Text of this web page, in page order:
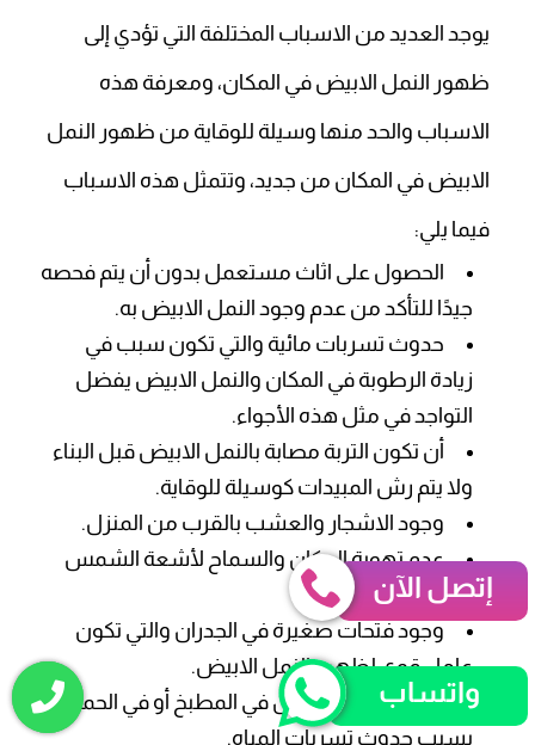
يوجد العديد من الاسباب المختلفة التي تؤدي إلى
ظهور النمل الابيض في المكان، ومعرفة هذه
الاسباب والحد منها وسيلة للوقاية من ظهور النمل
الابيض في المكان من جديد، وتتمثل هذه الاسباب
فيما يلي:
الحصول على اثاث مستعمل بدون أن يتم فحصه
جيدًا للتأكد من عدم وجود النمل الابيض به.
حدوث تسربات مائية والتي تكون سبب في
زيادة الرطوبة في المكان والنمل الابيض يفضل
التواجد في مثل هذه الأجواء.
أن تكون التربة مصابة بالنمل الابيض قبل البناء
ولا يتم رش المبيدات كوسيلة للوقاية.
وجود الاشجار والعشب بالقرب من المنزل.
عدم تهوية المكان والسماح لأشعة الشمس
بالدخول إلى المنزل.
وجود فتحات صغيرة في الجدران والتي تكون
عامل قوي لظهور النمل الابيض.
انتشار النمل الابيض في المطبخ أو في الحمام
بسبب حدوث تسربات المياه.
إتصل الآن
واتساب